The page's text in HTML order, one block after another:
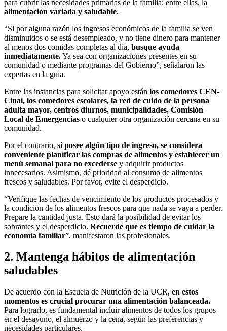
para cubrir las necesidades primarias de la familia; entre ellas, la
alimentación variada y saludable.
“Si por alguna razón los ingresos económicos de la familia se ven
disminuidos o se está desempleado, y no tiene dinero para mantener
al menos dos comidas completas al día, busque ayuda
inmediatamente.Ya sea con organizaciones presentes en su
comunidad o mediante programas del Gobierno”, señalaron las
expertas en la guía.
Entre las instancias para solicitar apoyo están los comedores CEN-
Cinai, los comedores escolares, la red de cuido de la persona
adulta mayor, centros diurnos, municipalidades, Comisión
Local de Emergencias o cualquier otra organización cercana en su
comunidad.
Por el contrario, si posee algún tipo de ingreso, se considera
conveniente planificar las compras de alimentos y establecer un
menú semanal para no excederse y adquirir productos
innecesarios. Asimismo, dé prioridad al consumo de alimentos
frescos y saludables. Por favor, evite el desperdicio.
“Verifique las fechas de vencimiento de los productos procesados y
la condición de los alimentos frescos para que nada se vaya a perder.
Prepare la cantidad justa. Esto dará la posibilidad de evitar los
sobrantes y el desperdicio. Recuerde que es tiempo de cuidar la
economía familiar”, manifestaron las profesionales.
2. Mantenga hábitos de alimentación
saludables
De acuerdo con la Escuela de Nutrición de la UCR, en estos
momentos es crucial procurar una alimentación balanceada.
Para lograrlo, es fundamental incluir alimentos de todos los grupos
en el desayuno, el almuerzo y la cena, según las preferencias y
necesidades particulares.